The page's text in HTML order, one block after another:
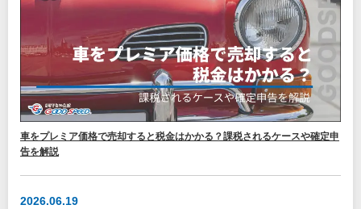
車をプレミア価格で売却すると税金はかかる？課税されるケースや確定申
告を解説
2026.06.19